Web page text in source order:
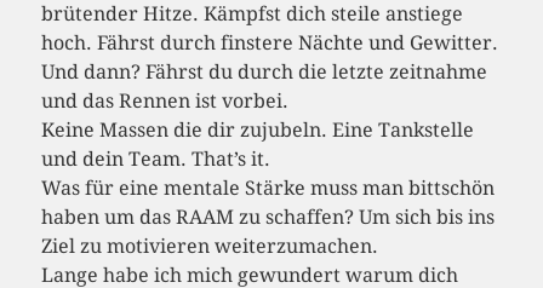
brütender Hitze. Kämpfst dich steile anstiege
hoch. Fährst durch finstere Nächte und Gewitter.
Und dann? Fährst du durch die letzte zeitnahme
und das Rennen ist vorbei.
Keine Massen die dir zujubeln. Eine Tankstelle
und dein Team. That’s it.
Was für eine mentale Stärke muss man bittschön
haben um das RAAM zu schaffen? Um sich bis ins
Ziel zu motivieren weiterzumachen.
Lange habe ich mich gewundert warum dich